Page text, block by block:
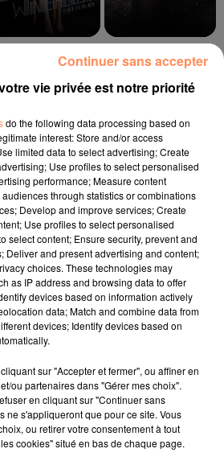
Rehab La Lune
Taureau Gémeaux
Lion Vierge
vie privée est notre priorité
do the following data processing based on
interest: Store and/or access
limited data to select advertising; Create
Use profiles to select personalised
performance; Measure content
through statistics or combinations
Develop and improve services; Create
Use profiles to select personalised
select content; Ensure security, prevent and
Deliver and present advertising and content;
choices. These technologies may
as IP address and browsing data to offer
devices based on information actively
data; Match and combine data from
devices; Identify devices based on
sur "Accepter et fermer", ou affiner en
ou partenaires dans "Gérer mes choix".
en cliquant sur "Continuer sans
ne s'appliqueront que pour ce site. Vous
ou retirer votre consentement à tout
cookies" situé en bas de chaque page.
Continuer sans accepter